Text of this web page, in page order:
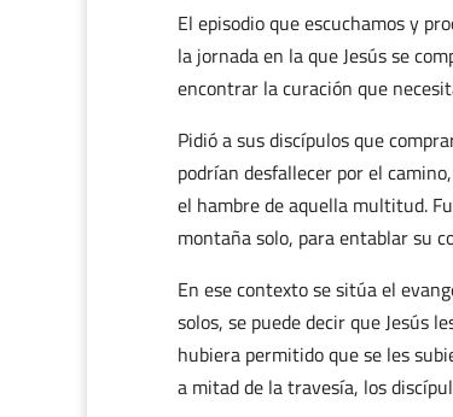
El episodio que escuchamos y
la jornada en la que Jesús se
encontrar la curación que
Pidió a sus discípulos que
podrían desfallecer por el
el hambre de aquella multitud.
montaña solo, para entablar su
En ese contexto se sitúa el
solos, se puede decir que Jesús
hubiera permitido que se les
a mitad de la travesía, los